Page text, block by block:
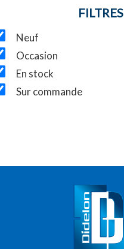
FILTRES
Neuf
Occasion
En stock
Sur commande